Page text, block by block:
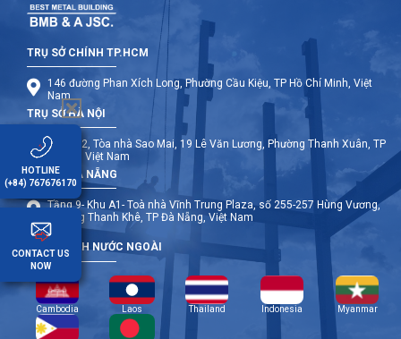
TRỤ SỞ CHÍNH TP.HCM
146 đường Phan Xích Long, Phường Cầu Kiệu, TP Hồ Chí Minh, Việt
Nam
TRỤ SỞ HÀ NỘI
Tầng 12, Tòa nhà Sao Mai, 19 Lê Văn Lương, Phường Thanh Xuân, TP
Hà Nội, Việt Nam
TRỤ SỞ ĐÀ NẴNG
Tầng 9- Khu A1- Toà nhà Vĩnh Trung Plaza, số 255-257 Hùng Vương,
Phường Thanh Khê, TP Đà Nẵng, Việt Nam
CHI NHÁNH NƯỚC NGOÀI
Cambodia Laos Thailand Indonesia Myanmar
HOTLINE
(+84) 767676170
CONTACT US
NOW